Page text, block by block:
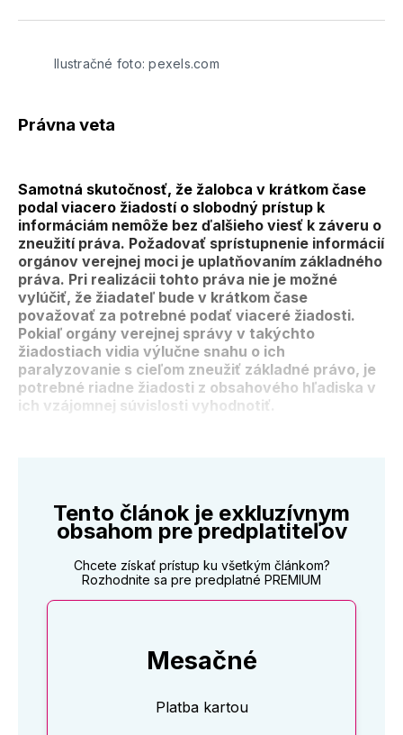
TwitterFacebooku
LinkedIne
E-
Ilustračné foto: pexels.com
Právna veta
Samotná skutočnosť, že žalobca v krátkom čase
podal viacero žiadostí o slobodný prístup k
informáciám nemôže bez ďalšieho viesť k záveru o
zneužití práva. Požadovať sprístupnenie informácií
orgánov verejnej moci je uplatňovaním základného
práva. Pri realizácii tohto práva nie je možné
vylúčiť, že žiadateľ bude v krátkom čase
považovať za potrebné podať viaceré žiadosti.
Pokiaľ orgány verejnej správy v takýchto
žiadostiach vidia výlučne snahu o ich
paralyzovanie s cieľom zneužiť základné právo, je
potrebné riadne žiadosti z obsahového hľadiska v
ich vzájomnej súvislosti vyhodnotiť.
Tento článok je exkluzívnym
obsahom pre predplatiteľov
Chcete získať prístup ku všetkým článkom?
Rozhodnite sa pre predplatné PREMIUM
Mesačné
Platba kartou